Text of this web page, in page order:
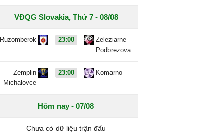
VĐQG Slovakia, Thứ 7 - 08/08
Ruzomberok 23:00
Zeleziarne
Podbrezova
Zemplin
Michalovce
23:00 Komarno
Hôm nay - 07/08
Chưa có dữ liệu trận đấu